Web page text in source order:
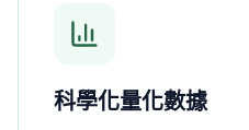
科學化量化數據